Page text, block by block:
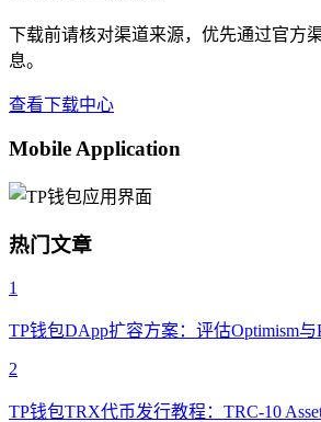
下载前请核对渠道来源，优先通过官方
息。
查看下载中心
Mobile Application
热门文章
1
TP钱包DApp扩容方案：评估Optimism
2
TP钱包TRX代币发行教程：TRC-10